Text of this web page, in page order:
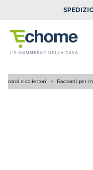
e collettori Raccordi per